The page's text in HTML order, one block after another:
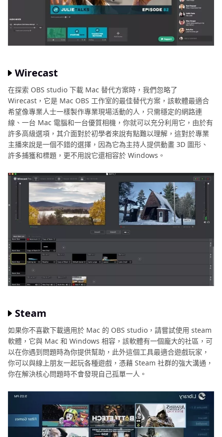
Wirecast
在探索 OBS studio 下載 Mac 替代方案時，我們忽略了
Wirecast，它是 Mac OBS 工作室的最佳替代方案，該軟體最適合
希望像專業人士一樣製作專業現場活動的人，只需穩定的網路連
線、一台 Mac 電腦和一台優質相機，你就可以充分利用它，由於有
許多高級選項，其介面對於初學者來說有點難以理解，這對於專業
主播來說是一個不錯的選擇，因為它為主持人提供動畫 3D 圖形、
許多捕獲和標題，更不用說它還相容於 Windows。
Steam
如果你不喜歡下載適用於 Mac 的 OBS studio，請嘗試使用 steam
軟體，它與 Mac 和 Windows 相容，該軟體有一個龐大的社區，可
以在你遇到問題時為你提供幫助，此外這個工具最適合遊戲玩家，
你可以與線上朋友一起玩各種遊戲，憑藉 Steam 社群的強大溝通，
你在解決核心問題時不會發現自己孤單一人。